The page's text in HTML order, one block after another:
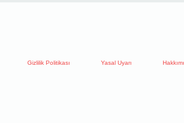
Gizlilik Politikası Yasal Uyarı